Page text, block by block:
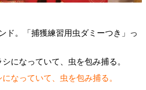
ド。「捕獲練習用虫ダミーつき」っ
なっていて、虫を包み捕る。